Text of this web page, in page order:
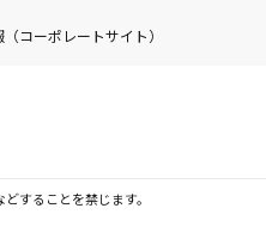
コーポレートサイト）
することを禁じます。